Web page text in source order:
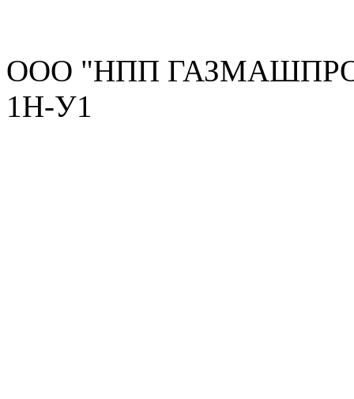
ООО "НПП
1Н-У1